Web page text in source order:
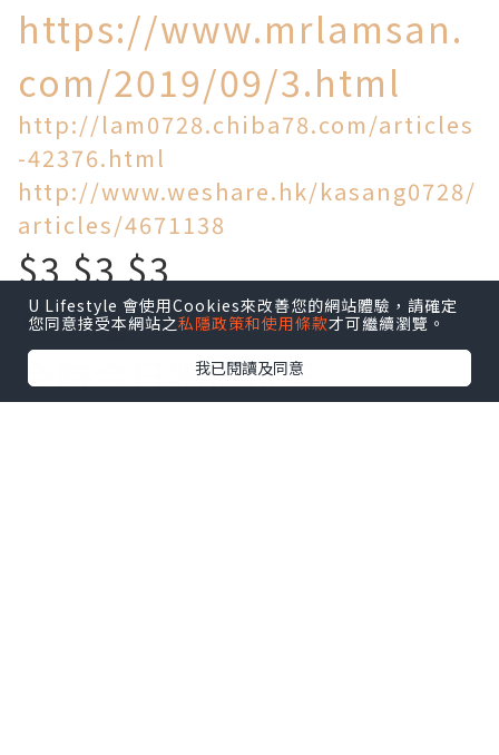
https://www.mrlamsan.
com/2019/09/3.html
http://lam0728.chiba78.com/articles
-42376.html
http://www.weshare.hk/kasang0728/
articles/4671138
$3 $3 $3
買到乜!
今時今日物價飛天
U Lifestyle 會使用Cookies來改善您的網站體驗，請確定
您同意接受本網站之私隱政策和使用條款才可繼續瀏覽。
我已閱讀及同意